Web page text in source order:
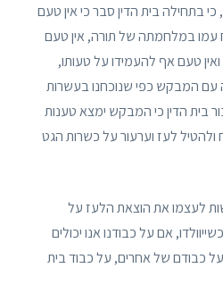
בתחילה בית הדין סבר כי אין טעם
במלחמתה של תורה, אין טעם
ואין טעם אף להעמידו על טעותו,
עם המבקש כפי שנוכחנו בעשרות
בית הדין כי המבקש ימצא טענות
ולהטיל לעז וערעור על כשרות הגט
לעצמו את הוצאת הלעז על
אם על כבודנו אנו יכולים
על כבודם של אחרים, על כבוד בית